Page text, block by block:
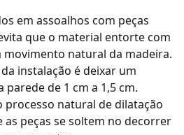
em assoalhos com peças
que o material entorte com
movimento natural da madeira.
instalação é deixar um
parede de 1 cm a 1,5 cm.
processo natural de dilatação
peças se soltem no decorrer